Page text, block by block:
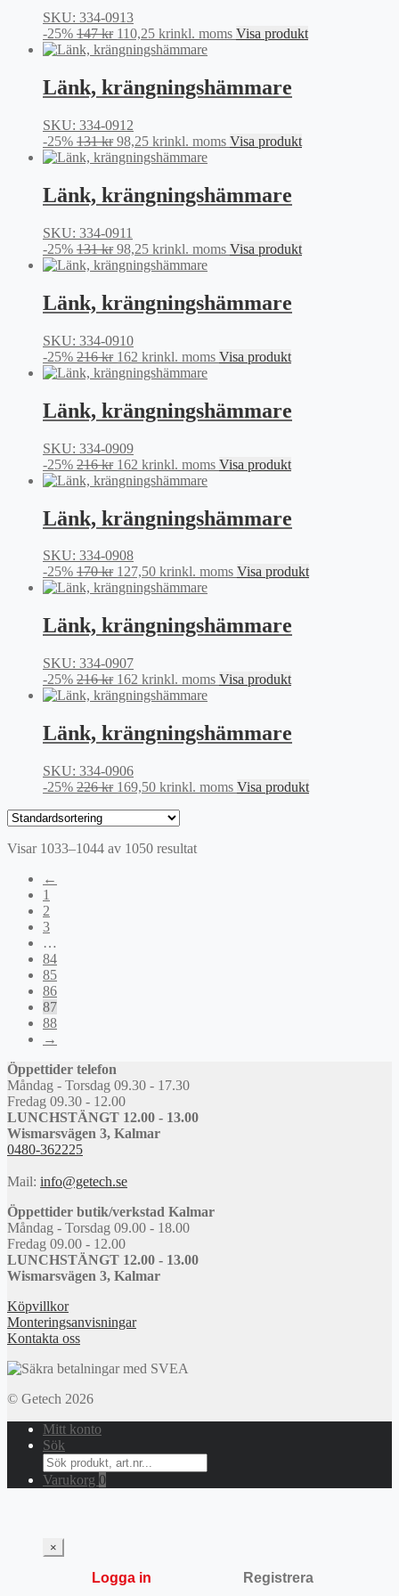
SKU: 334-0913
-25% 147kr Det
ursprungliga
var:
147 kr.
110,25 krDet
nuvarande
är:
110,25 kr.
inkl. moms Visa produkt
Länk, krängningshämmare
SKU: 334-0912
-25% 131kr Det
ursprungliga
var:
131 kr.
98,25 krDet
nuvarande
är:
98,25 kr.
inkl. moms Visa produkt
Länk, krängningshämmare
SKU: 334-0911
-25% 131kr Det
ursprungliga
var:
131 kr.
98,25 krDet
nuvarande
är:
98,25 kr.
inkl. moms Visa produkt
Länk, krängningshämmare
SKU: 334-0910
-25% 216kr Det
ursprungliga
var:
216 kr.
162 krDet
nuvarande
är:
162 kr.
inkl. moms Visa produkt
Länk, krängningshämmare
SKU: 334-0909
-25% 216kr Det
ursprungliga
var:
216 kr.
162 krDet
nuvarande
är:
162 kr.
inkl. moms Visa produkt
Länk, krängningshämmare
SKU: 334-0908
-25% 170kr Det
ursprungliga
var:
170 kr.
127,50 krDet
nuvarande
är:
127,50 kr.
inkl. moms Visa produkt
Länk, krängningshämmare
SKU: 334-0907
-25% 216kr Det
ursprungliga
var:
216 kr.
162 krDet
nuvarande
är:
162 kr.
inkl. moms Visa produkt
Länk, krängningshämmare
SKU: 334-0906
-25% 226kr Det
226 kr.
169,50 krDet
priset
169,50 kr.
inkl. moms Visa produkt
Visar 1033–1044 av 1050 resultat
←
1
2
3
…
84
85
86
87
88
→
Öppettider telefon
Måndag - Torsdag 09.30 - 17.30
Fredag 09.30 - 12.00
LUNCHSTÄNGT 12.00 - 13.00
Wismarsvägen 3, Kalmar
0480-362225
Mail: info@getech.se
Öppettider butik/verkstad Kalmar
Måndag - Torsdag 09.00 - 18.00
Fredag 09.00 - 12.00
LUNCHSTÄNGT 12.00 - 13.00
Wismarsvägen 3, Kalmar
Köpvillkor
Monteringsanvisningar
Kontakta oss
© Getech 2026
Mitt konto
Sök
Search
for:
Varukorg 0
×
Logga in Registrera